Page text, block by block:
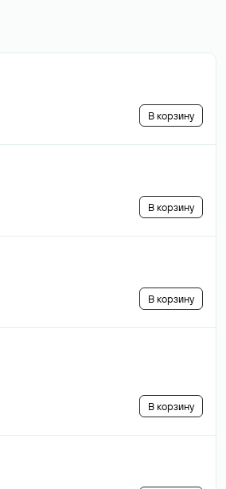
В корзину
В корзину
В корзину
В корзину